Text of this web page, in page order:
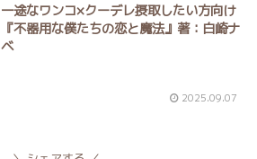
一途なワンコ×クーデレ摂取したい方向け
『不器用な僕たちの恋と魔法』著：白崎ナ
ベ
2025.09.07